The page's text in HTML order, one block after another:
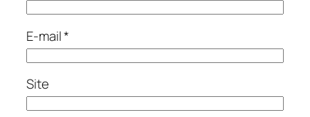
E-mail*
Site